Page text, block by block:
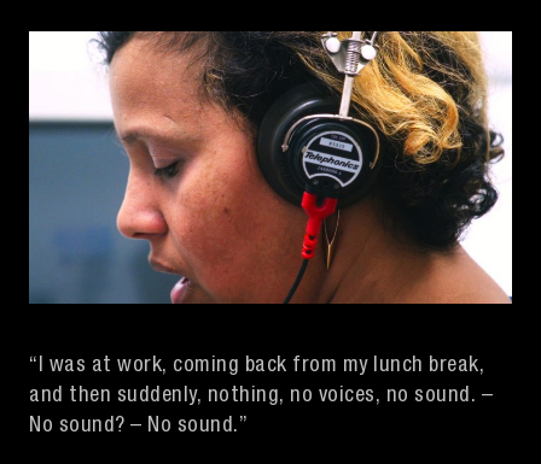
“I was at work, coming back from my lunch break,
and then suddenly, nothing, no voices, no sound. –
No sound? – No sound.”